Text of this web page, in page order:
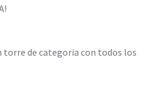
de categoria con todos los